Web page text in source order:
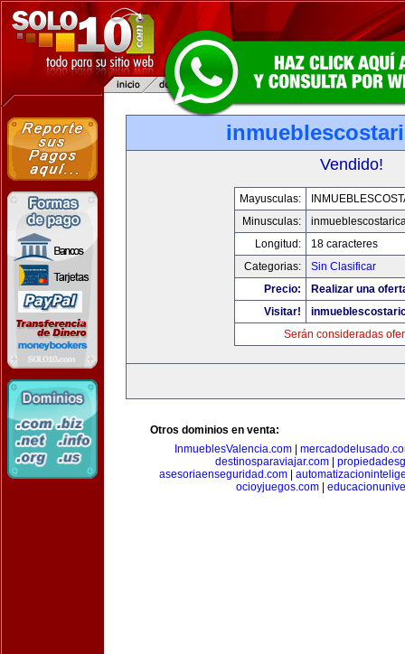
Vendido!
Mayusculas:
Minusculas:
Longitud:
18 caracteres
Categorias:
Sin Clasificar
Precio:
Realizar una
Visitar!
Serán consideradas
Otros dominios en venta:
InmueblesValencia.com|
destinosparaviajar.com
asesoriaenseguridad.com|
ocioyjuegos.com|